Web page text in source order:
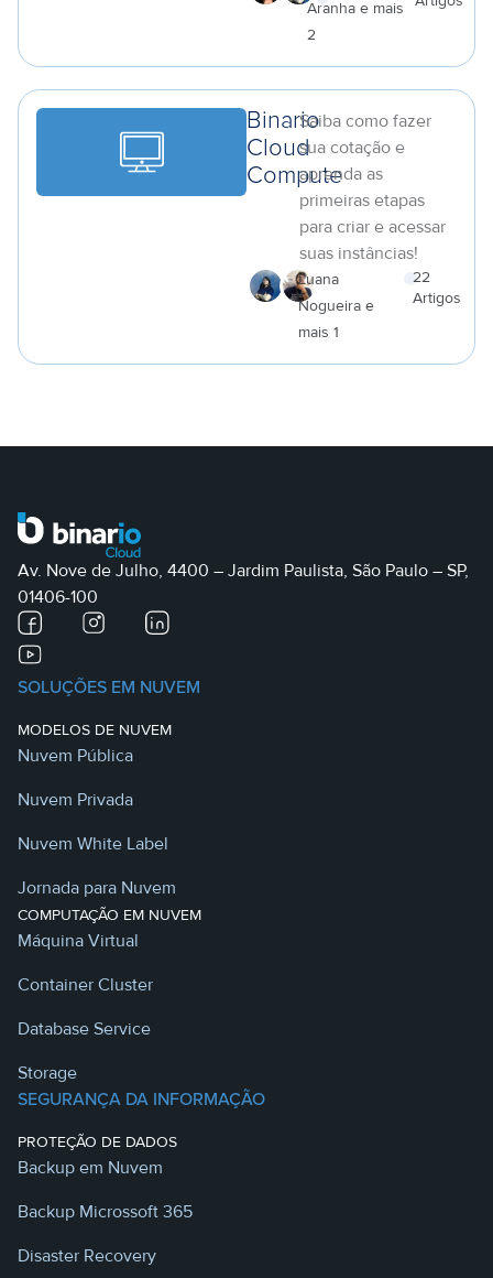
Aranha e mais
2
Binario
Cloud
Compute
Saiba como fazer
sua cotação e
aprenda as
primeiras etapas
para criar e acessar
suas instâncias!
Luana
Nogueira e
mais 1
22
Artigos
Av. Nove de Julho, 4400 – Jardim Paulista, São Paulo – SP,
01406-100
SOLUÇÕES EM NUVEM
MODELOS DE NUVEM
Nuvem Pública
Nuvem Privada
Nuvem White Label
Jornada para Nuvem
COMPUTAÇÃO EM NUVEM
Máquina Virtual
Container Cluster
Database Service
Storage
SEGURANÇA DA INFORMAÇÃO
PROTEÇÃO DE DADOS
Backup em Nuvem
Backup Microssoft 365
Disaster Recovery